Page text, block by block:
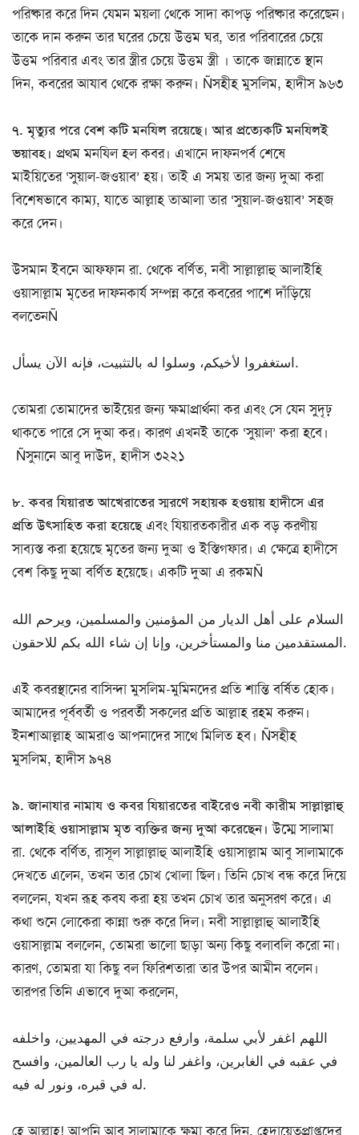
পরিষ্কার করে দিন যেমন ময়লা থেকে সাদা কাপড় পরিষ্কার করেছেন।
তাকে দান করুন তার ঘরের চেয়ে উত্তম ঘর, তার পরিবারের চেয়ে
উত্তম পরিবার এবং তার স্ত্রীর চেয়ে উত্তম স্ত্রী । তাকে জান্নাতে স্থান
দিন, কবরের আযাব থেকে রক্ষা করুন। Ñসহীহ মুসলিম, হাদীস ৯৬৩
৭. মৃত্যুর পরে বেশ কটি মনযিল রয়েছে। আর প্রত্যেকটি মনযিলই
ভয়াবহ। প্রথম মনযিল হল কবর। এখানে দাফনপর্ব শেষে
মাইয়িতের ‘সুয়াল-জওয়াব’ হয়। তাই এ সময় তার জন্য দুআ করা
বিশেষভাবে কাম্য, যাতে আল্লাহ তাআলা তার ‘সুয়াল-জওয়াব’ সহজ
করে দেন।
উসমান ইবনে আফফান রা. থেকে বর্ণিত, নবী সাল্লাল্লাহু আলাইহি
ওয়াসাল্লাম মৃতের দাফনকার্য সম্পন্ন করে কবরের পাশে দাঁড়িয়ে
বলতেনÑ
استغفروا لأخيكم، وسلوا له بالتثبيت، فإنه الآن يسأل.
তোমরা তোমাদের ভাইয়ের জন্য ক্ষমাপ্রার্থনা কর এবং সে যেন সুদৃঢ়
থাকতে পারে সে দুআ কর। কারণ এখনই তাকে ‘সুয়াল’ করা হবে।
Ñসুনানে আবু দাউদ, হাদীস ৩২২১
৮. কবর যিয়ারত আখেরাতের স্মরণে সহায়ক হওয়ায় হাদীসে এর
প্রতি উৎসাহিত করা হয়েছেএবং যিয়ারতকারীর এক বড় করণীয়
সাব্যস্ত করা হয়েছে মৃতের জন্য দুআ ও ইস্তিগফার। এ ক্ষেত্রে হাদীসে
বেশ কিছু দুআ বর্ণিত হয়েছে। একটি দুআ এ রকমÑ
السلام على أهل الديار من المؤمنين والمسلمين، ويرحم الله
المستقدمين منا والمستأخرين، وإنا إن شاء الله بكم للاحقون.
এই কবরস্থানের বাসিন্দা মুসলিম-মুমিনদের প্রতি শান্তি বর্ষিত হোক।
আমাদের পূর্ববর্তী ও পরবর্তী সকলের প্রতি আল্লাহ রহম করুন।
ইনশাআল্লাহ আমরাও আপনাদের সাথে মিলিত হব। Ñসহীহ
মুসলিম, হাদীস ৯৭৪
৯. জানাযার নামায ও কবর যিয়ারতের বাইরেও নবী কারীম সাল্লাল্লাহু
আলাইহি ওয়াসাল্লাম মৃত ব্যক্তির জন্য দুআ করেছেন। উম্মে সালামা
রা. থেকে বর্ণিত, রাসূল সাল্লাল্লাহু আলাইহি ওয়াসাল্লাম আবু সালামাকে
দেখতে এলেন, তখন তার চোখ খোলা ছিল। তিনি চোখ বন্ধ করে দিয়ে
বললেন, যখন রূহ কবয করা হয় তখন চোখ তার অনুসরণ করে। এ
কথা শুনে লোকেরা কান্না শুরু করে দিল। নবী সাল্লাল্লাহু আলাইহি
ওয়াসাল্লাম বললেন, তোমরা ভালো ছাড়া অন্য কিছু বলাবলি করো না।
কারণ, তোমরা যা কিছু বল ফিরিশতারা তার উপর আমীন বলেন।
তারপর তিনি এভাবে দুআ করলেন,
اللهم اغفر لأبي سلمة، وارفع درجته في المهديين، واخلفه
في عقبه في الغابرين، واغفر لنا وله يا رب العالمين، وافسح
له في قبره، ونور له فيه.
হে আল্লাহ! আপনি আবু সালামাকে ক্ষমা করে দিন, হেদায়েতপ্রাপ্তদের